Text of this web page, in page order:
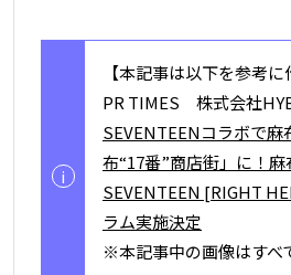
i
【本記事は以下を参考に
PR TIMES 株式会社
SEVENTEENコラボで
布“17番”商店街」に！
SEVENTEEN [RIGHT
ラム実施決定
※本記事中の画像はすべ